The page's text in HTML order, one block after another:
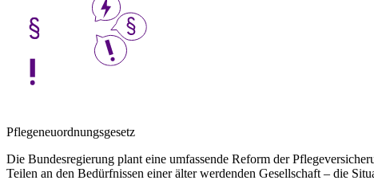
Pflegeneuordnungsgesetz
Die Bundesregierung plant eine umfassende Reform der
Teilen an den Bedürfnissen einer älter werdenden Gesellschaft – die